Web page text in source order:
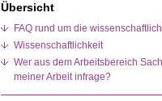
Übersicht
FAQ rund um die
Wissenschaftlichkeit
Wer aus dem Arbeitsbereich
meiner Arbeit infrage?